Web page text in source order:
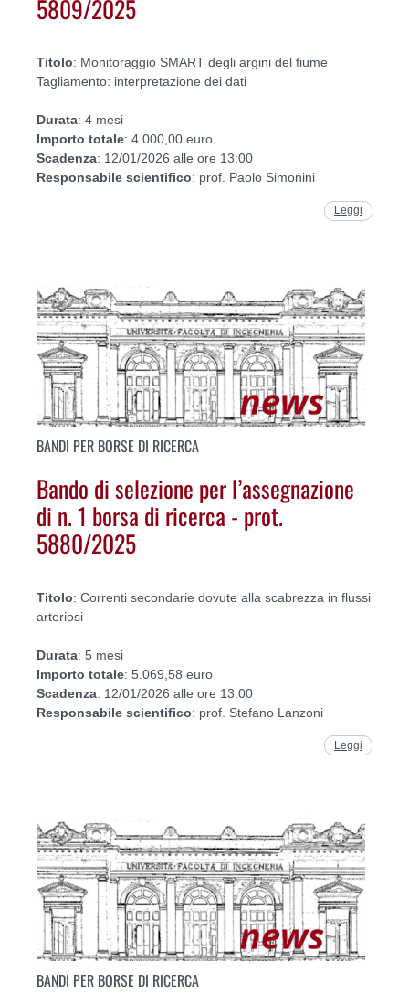
5809/2025
Titolo: Monitoraggio SMART degli argini del fiume
Tagliamento: interpretazione dei dati
Durata: 4 mesi
Importo totale: 4.000,00 euro
Scadenza: 12/01/2026 alle ore 13:00
Responsabile scientifico: prof. Paolo Simonini
Leggi
BANDI PER BORSE DI RICERCA
Bando di selezione per l’assegnazione
di n. 1 borsa di ricerca - prot.
5880/2025
Titolo: Correnti secondarie dovute alla scabrezza in flussi
arteriosi
Durata: 5 mesi
Importo totale: 5.069,58 euro
Scadenza: 12/01/2026 alle ore 13:00
Responsabile scientifico: prof. Stefano Lanzoni
Leggi
BANDI PER BORSE DI RICERCA